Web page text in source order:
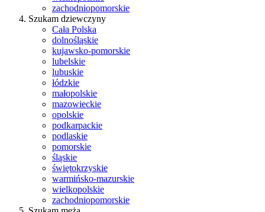
zachodniopomorskie
Szukam dziewczyny
Cała Polska
dolnośląskie
kujawsko-pomorskie
lubelskie
lubuskie
łódzkie
małopolskie
mazowieckie
opolskie
podkarpackie
podlaskie
pomorskie
śląskie
świętokrzyskie
warmińsko-mazurskie
wielkopolskie
zachodniopomorskie